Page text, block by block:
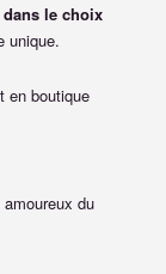
le choix
unique.
en boutique
du